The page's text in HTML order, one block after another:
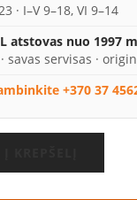
· I–V 9–18, VI 9–14
atstovas nuo 1997
savas servisas ·
+370 37